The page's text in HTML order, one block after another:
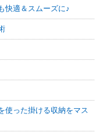
快適＆スムーズに♪
った掛ける収納をマス